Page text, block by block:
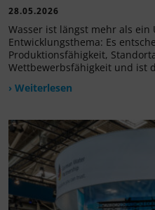
28.05.2026
Wasser ist längst mehr als ein
Entwicklungsthema: Es
Produktionsfähigkeit,
Wettbewerbsfähigkeit und ist
› Weiterlesen